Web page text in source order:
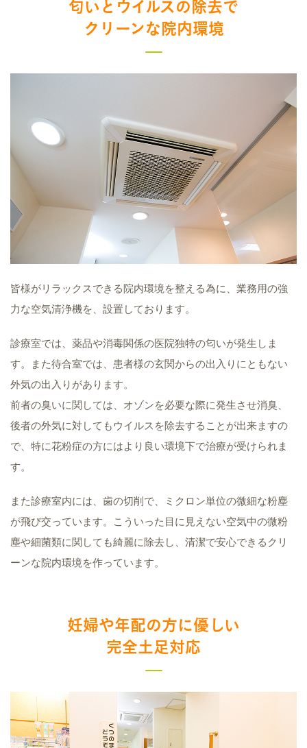
匂いとウイルスの除去で
クリーンな院内環境
皆様がリラックスできる院内環境を整える為に、業務用の強
力な空気清浄機を、設置しております。
診療室では、薬品や消毒関係の医院独特の匂いが発生しま
す。また待合室では、患者様の玄関からの出入りにともない
外気の出入りがあります。
前者の臭いに関しては、オゾンを必要な際に発生させ消臭、
後者の外気に対してもウイルスを除去することが出来ますの
で、特に花粉症の方にはより良い環境下で治療が受けられま
す。
また診療室内には、歯の切削で、ミクロン単位の微細な粉塵
が飛び交っています。こういった目に見えない空気中の微粉
塵や細菌類に関しても綺麗に除去し、清潔で安心できるクリ
ーンな院内環境を作っています。
妊婦や年配の方に優しい
完全土足対応